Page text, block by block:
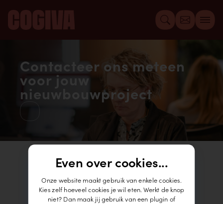
Contacteer ons meteen
voor jouw
nieuwbouwproject
Even over cookies...
Onze website maakt gebruik van enkele cookies.
Kies zelf hoeveel cookies je wil eten. Werkt de knop
niet? Dan maak jij gebruik van een plugin of